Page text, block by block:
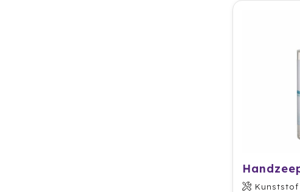
Kunststof